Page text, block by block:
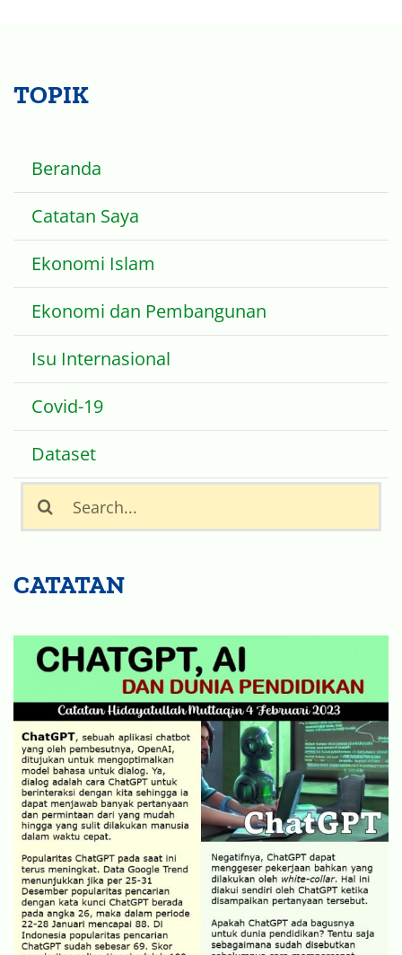
TOPIK
Beranda
Catatan Saya
Ekonomi Islam
Ekonomi dan Pembangunan
Isu Internasional
Covid-19
Dataset
Search
for:
CATATAN